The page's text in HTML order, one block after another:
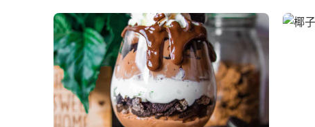
新鲜采摘的椰子 清凉